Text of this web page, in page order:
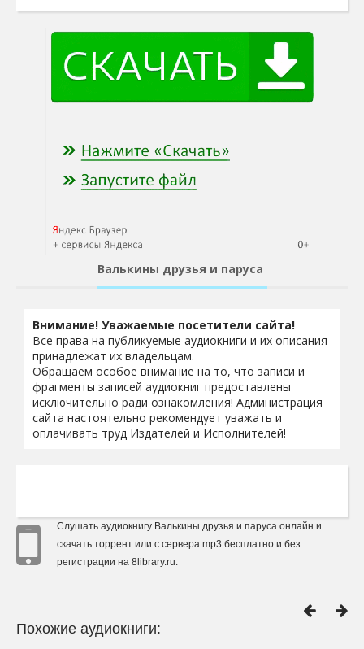
Валькины друзья и паруса
Внимание! Уважаемые посетители сайта!
Все права на публикуемые аудиокниги и их описания
принадлежат их владельцам.
Обращаем особое внимание на то, что записи и
фрагменты записей аудиокниг предоставлены
исключительно ради ознакомления! Администрация
сайта настоятельно рекомендует уважать и
оплачивать труд Издателей и Исполнителей!
Слушать аудиокнигу Валькины друзья и паруса онлайн и
скачать торрент или с сервера mp3 бесплатно и без
регистрации на 8library.ru.
Похожие аудиокниги: